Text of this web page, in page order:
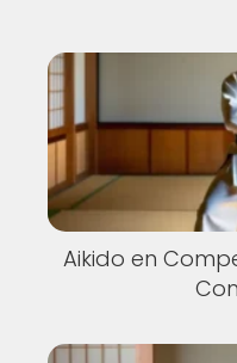
Aikido en